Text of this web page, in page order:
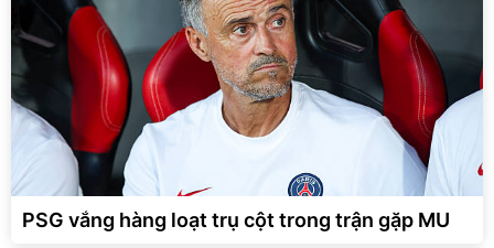
PSG vắng hàng loạt trụ cột trong trận gặp MU